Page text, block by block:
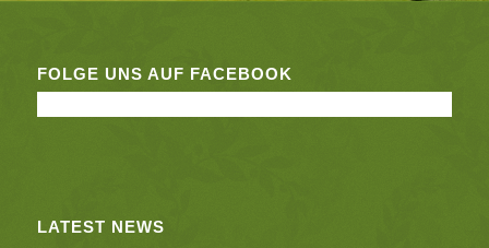
FOLGE UNS AUF FACEBOOK
LATEST NEWS